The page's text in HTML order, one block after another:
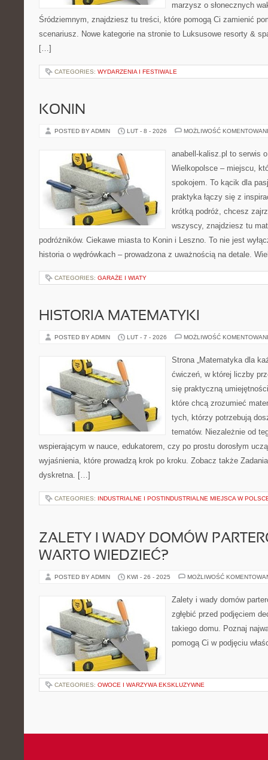
marzysz o słonecznych
Śródziemnym, znajdziesz tu treści, które pomogą Ci zamienić
scenariusz. Nowe kategorie na stronie to Luksusowe resorty &
[…]
CATEGORIES: WYDARZENIA I FESTIWALE
KONIN
POSTED BY ADMIN LUT - 8 - 2026 MOŻLIWOŚĆ
anabell-kalisz.pl to serwis
Wielkopolsce – miejscu,
spokojem. To kącik dla
praktyka łączy się z
krótką podróż, chcesz
wszyscy, znajdziesz tu
podróżników. Ciekawe miasta to Konin i Leszno. To nie jest
historia o wędrówkach – prowadzona z uważnością na detale.
CATEGORIES: GARAŻE I WIATY
HISTORIA MATEMATYKI
POSTED BY ADMIN LUT - 7 - 2026 MOŻLIWOŚĆ
Strona „Matematyka dla
ćwiczeń, w której liczby
się praktyczną
które chcą zrozumieć
tych, którzy potrzebują
tematów. Niezależnie od
wspierającym w nauce, edukatorem, czy po prostu dorosłym
wyjaśnienia, które prowadzą krok po kroku. Zobacz także
dyskretna. […]
CATEGORIES: INDUSTRIALNE I POSTINDUSTRIALNE MIEJSCA W
ZALETY I WADY DOMÓW
WARTO WIEDZIEĆ?
POSTED BY ADMIN KWI - 26 - 2025 MOŻLIWOŚĆ
Zalety i wady domów
zgłębić przed podjęciem
takiego domu. Poznaj
pomogą Ci w podjęciu
CATEGORIES: OWOCE I WARZYWA EKSKLUZYWNE